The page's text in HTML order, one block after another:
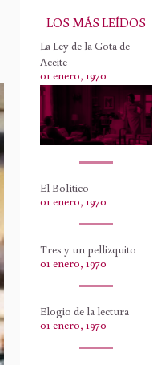
LOS MÁS LEÍDOS
La Ley de la Gota de
Aceite
01 enero, 1970
El Bolítico
01 enero, 1970
Tres y un pellizquito
01 enero, 1970
Elogio de la lectura
01 enero, 1970